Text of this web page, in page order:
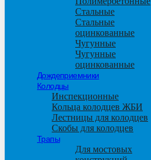
Стальные
Стальные
оцинкованные
Чугунные
Чугунные
оцинкованные
Дождеприемники
Колодцы
Инспекционные
Кольца колодцев ЖБИ
Лестницы для колодцев
Скобы для колодцев
Трапы
Для мостовых